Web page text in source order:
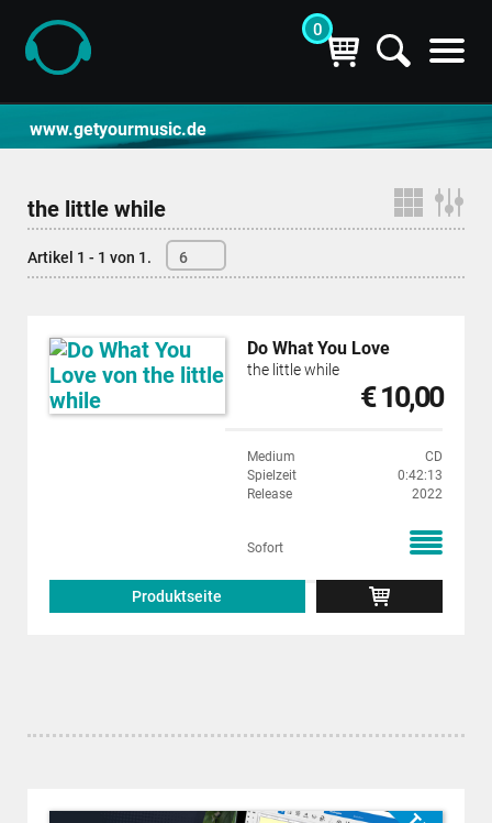
0
www.getyourmusic.de
the little while
Artikel 1 - 1 von 1. 6
Do What You Love
the little while
€ 10,00
Medium
CD
Spielzeit
0:42:13
Release
2022
Sofort
Produktseite